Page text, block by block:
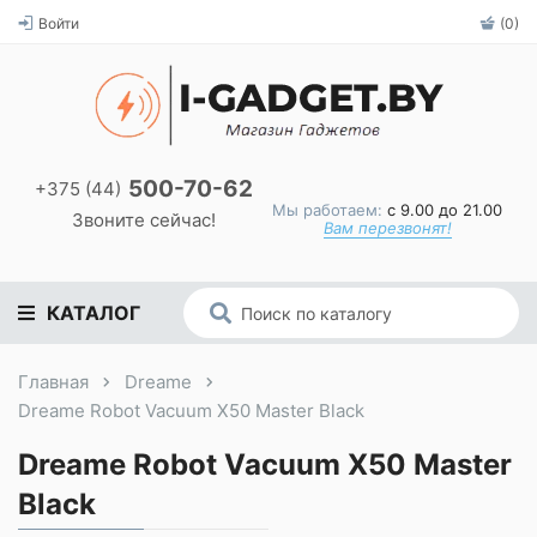
Войти (0)
+375 (44) 500-70-62
Звоните сейчас! Мы работаем: с 9.00 до 21.00
Вам перезвонят!
КАТАЛОГ
Главная
Dreame
Dreame Robot Vacuum X50 Master Black
Dreame Robot Vacuum X50 Master
Black